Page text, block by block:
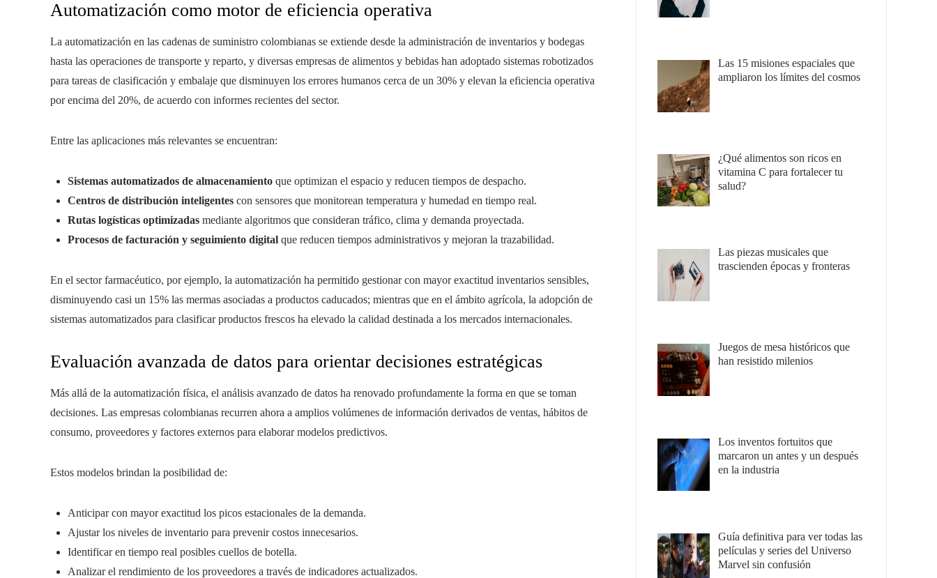
Automatización como motor de eficiencia operativa
La automatización en las cadenas de suministro colombianas se extiende desde la administración de inventarios y bodegas
hasta las operaciones de transporte y reparto, y diversas empresas de alimentos y bebidas han adoptado sistemas robotizados
para tareas de clasificación y embalaje que disminuyen los errores humanos cerca de un 30% y elevan la eficiencia operativa
por encima del 20%, de acuerdo con informes recientes del sector.
Entre las aplicaciones más relevantes se encuentran:
Sistemas automatizados de almacenamiento que optimizan el espacio y reducen tiempos de despacho.
Centros de distribución inteligentes con sensores que monitorean temperatura y humedad en tiempo real.
Rutas logísticas optimizadas mediante algoritmos que consideran tráfico, clima y demanda proyectada.
Procesos de facturación y seguimiento digital que reducen tiempos administrativos y mejoran la trazabilidad.
En el sector farmacéutico, por ejemplo, la automatización ha permitido gestionar con mayor exactitud inventarios sensibles,
disminuyendo casi un 15% las mermas asociadas a productos caducados; mientras que en el ámbito agrícola, la adopción de
sistemas automatizados para clasificar productos frescos ha elevado la calidad destinada a los mercados internacionales.
Evaluación avanzada de datos para orientar decisiones estratégicas
Más allá de la automatización física, el análisis avanzado de datos ha renovado profundamente la forma en que se toman
decisiones. Las empresas colombianas recurren ahora a amplios volúmenes de información derivados de ventas, hábitos de
consumo, proveedores y factores externos para elaborar modelos predictivos.
Estos modelos brindan la posibilidad de:
Anticipar con mayor exactitud los picos estacionales de la demanda.
Ajustar los niveles de inventario para prevenir costos innecesarios.
Identificar en tiempo real posibles cuellos de botella.
Analizar el rendimiento de los proveedores a través de indicadores actualizados.
Las 15 misiones espaciales que
ampliaron los límites del cosmos
¿Qué alimentos son ricos en
vitamina C para fortalecer tu
salud?
Las piezas musicales que
trascienden épocas y fronteras
Juegos de mesa históricos que
han resistido milenios
Los inventos fortuitos que
marcaron un antes y un después
en la industria
Guía definitiva para ver todas las
películas y series del Universo
Marvel sin confusión